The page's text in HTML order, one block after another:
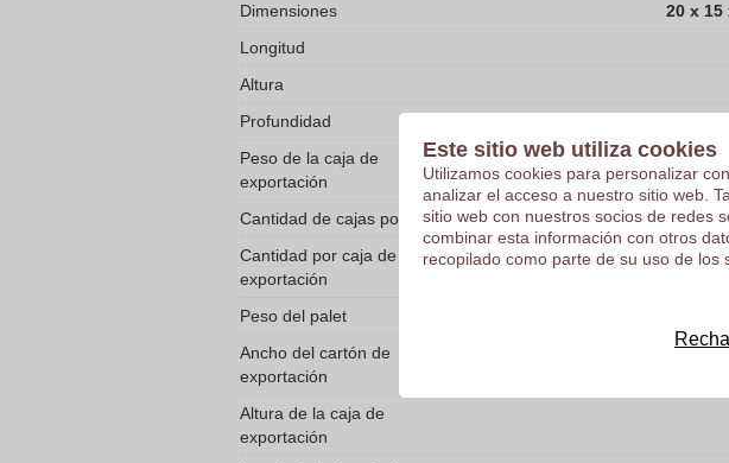
Dimensiones
20 x 15
Longitud
Altura
Profundidad
Peso de la caja de
exportación
Cantidad de cajas por paleta
Cantidad por caja de
exportación
Peso del palet
Ancho del cartón de
exportación
Altura de la caja de
exportación
Este sitio web utiliza cookies
Utilizamos cookies para personalizar
analizar el acceso a nuestro sitio web.
sitio web con nuestros socios de redes
combinar esta información con otros
recopilado como parte de su uso de los